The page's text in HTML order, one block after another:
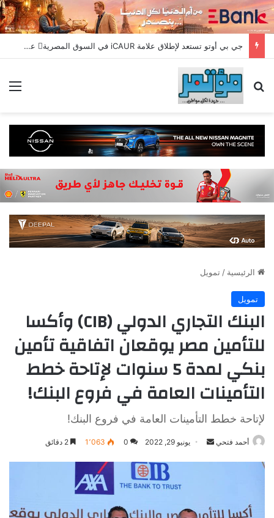
جي بي أوتو تستعد لإطلاق علامة iCAUR في السوق المصرية علامة عالمية جديدة لسيارات الطاقة الجديدة تجمع بين التكنولوجيا الذكية والتصميم الجريء وروح المغامر
بحث عن
الرئيسية / تمويل
تمويل
البنك التجاري الدولي (CIB) وأكسا
للتأمين مصر يوقعان اتفاقية تأمين
بنكي لمدة 5 سنوات لإتاحة خطط
التأمينات العامة في فروع البنك!
لإتاحة خطط التأمينات العامة في فروع البنك!
أحمد فتحي
أرسل يونيو 29, 2022 0 1٬063